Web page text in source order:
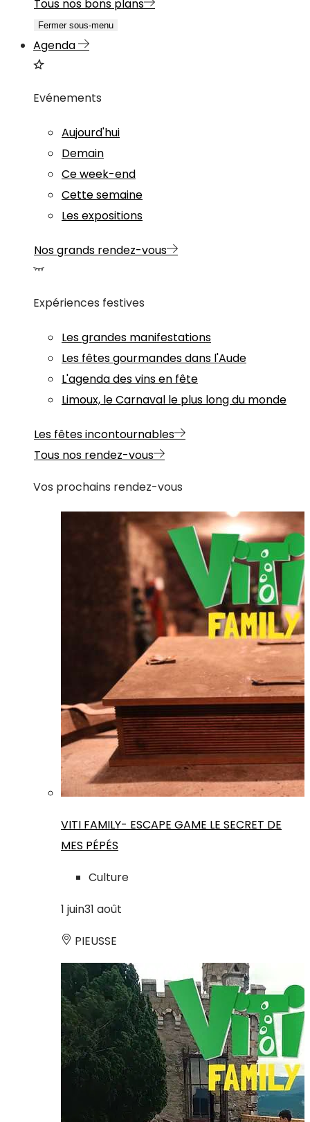
Tous nos bons plans
Fermer sous-menu
Agenda
Evénements
Aujourd'hui
Demain
Ce week-end
Cette semaine
Les expositions
Nos grands rendez-vous
Expériences festives
Les grandes manifestations
Les fêtes gourmandes dans l'Aude
L'agenda des vins en fête
Limoux, le Carnaval le plus long du monde
Les fêtes incontournables
Tous nos rendez-vous
Vos prochains rendez-vous
VITI FAMILY- ESCAPE GAME LE SECRET DE
MES PÉPÉS
Culture
1 juin31 août
PIEUSSE